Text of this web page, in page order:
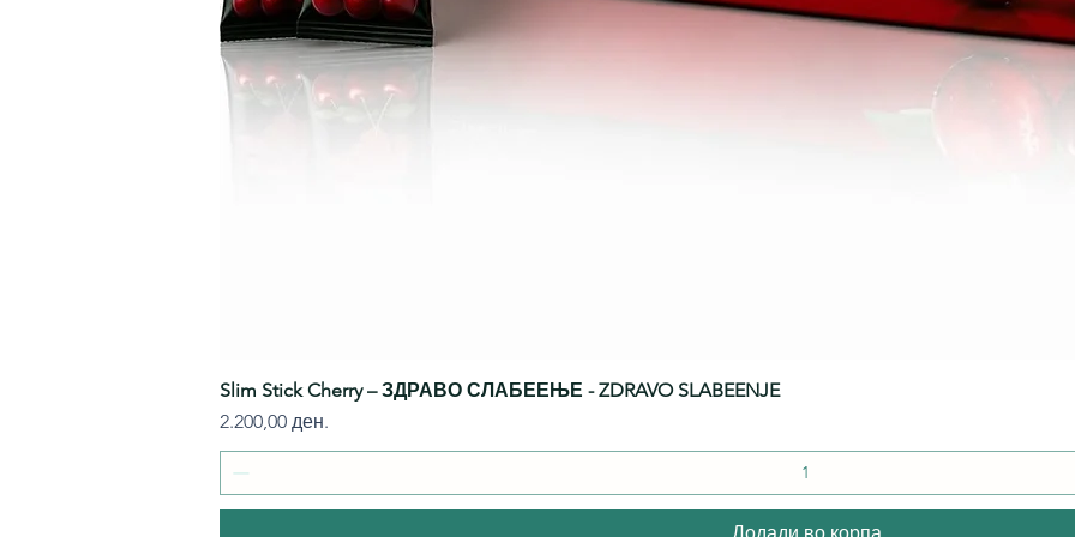
Quick View
Slim Stick Cherry – ЗДРАВО СЛАБЕЕЊЕ - ZDRAVO SLABEENJE
Price
2.200,00 ден.